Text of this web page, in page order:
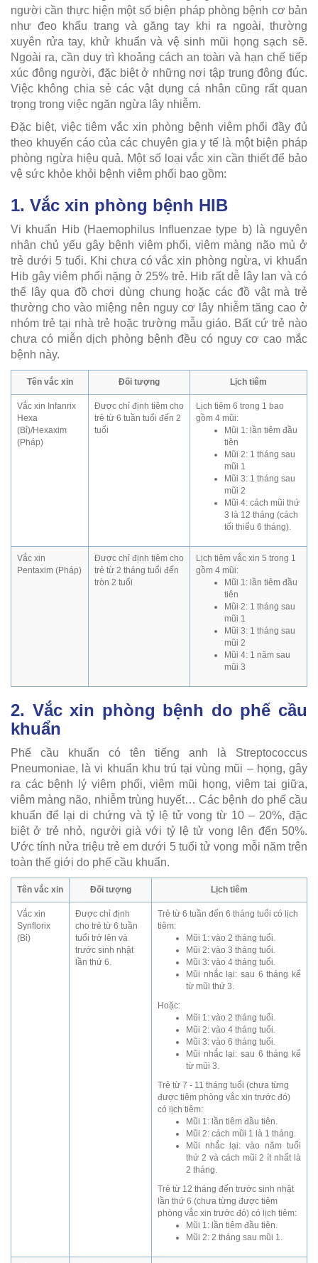
người cần thực hiện một số biện pháp phòng bệnh cơ bản
như đeo khẩu trang và găng tay khi ra ngoài, thường
xuyên rửa tay, khử khuẩn và vệ sinh mũi họng sạch sẽ.
Ngoài ra, cần duy trì khoảng cách an toàn và hạn chế tiếp
xúc đông người, đặc biệt ở những nơi tập trung đông đúc.
Việc không chia sẻ các vật dụng cá nhân cũng rất quan
trọng trong việc ngăn ngừa lây nhiễm.
Đặc biệt, việc tiêm vắc xin phòng bệnh viêm phổi đầy đủ
theo khuyến cáo của các chuyên gia y tế là một biện pháp
phòng ngừa hiệu quả. Một số loại vắc xin cần thiết để bảo
vệ sức khỏe khỏi bệnh viêm phổi bao gồm:
1. Vắc xin phòng bệnh HIB
Vi khuẩn Hib (Haemophilus Influenzae type b) là nguyên
nhân chủ yếu gây bệnh viêm phổi, viêm màng não mủ ở
trẻ dưới 5 tuổi. Khi chưa có vắc xin phòng ngừa, vi khuẩn
Hib gây viêm phổi nặng ở 25% trẻ. Hib rất dễ lây lan và có
thể lây qua đồ chơi dùng chung hoặc các đồ vật mà trẻ
thường cho vào miệng nên nguy cơ lây nhiễm tăng cao ở
nhóm trẻ tại nhà trẻ hoặc trường mẫu giáo. Bất cứ trẻ nào
chưa có miễn dịch phòng bệnh đều có nguy cơ cao mắc
bệnh này.
Tên vắc xin Đối tượng Lịch tiêm
Vắc xin Infanrix
Hexa
(Bỉ)/Hexaxim
(Pháp)
Được chỉ định tiêm cho
trẻ từ 6 tuần tuổi đến 2
tuổi
Lịch tiêm 6 trong 1 bao
gồm 4 mũi:
Mũi 1: lần tiêm đầu
tiên
Mũi 2: 1 tháng sau
mũi 1
Mũi 3: 1 tháng sau
mũi 2
Mũi 4: cách mũi thứ
3 là 12 tháng (cách
tối thiểu 6 tháng).
Vắc xin
Pentaxim (Pháp)
Được chỉ định tiêm cho
trẻ từ 2 tháng tuổi đến
tròn 2 tuổi
Lịch tiêm vắc xin 5 trong 1
gồm 4 mũi:
Mũi 1: lần tiêm đầu
tiên
Mũi 2: 1 tháng sau
mũi 1
Mũi 3: 1 tháng sau
mũi 2
Mũi 4: 1 năm sau
mũi 3
2. Vắc xin phòng bệnh do phế cầu
khuẩn
Phế cầu khuẩn có tên tiếng anh là Streptococcus
Pneumoniae, là vi khuẩn khu trú tại vùng mũi – họng, gây
ra các bệnh lý viêm phổi, viêm mũi họng, viêm tai giữa,
viêm màng não, nhiễm trùng huyết… Các bệnh do phế cầu
khuẩn để lại di chứng và tỷ lệ tử vong từ 10 – 20%, đặc
biệt ở trẻ nhỏ, người già với tỷ lệ tử vong lên đến 50%.
Ước tính nửa triệu trẻ em dưới 5 tuổi tử vong mỗi năm trên
toàn thế giới do phế cầu khuẩn.
Tên vắc xin Đối tượng Lịch tiêm
Vắc xin
Synflorix
(Bỉ)
Được chỉ định
cho trẻ từ 6 tuần
tuổi trở lên và
trước sinh nhật
lần thứ 6.
Trẻ từ 6 tuần đến 6 tháng tuổi có lịch
tiêm:
Mũi 1: vào 2 tháng tuổi.
Mũi 2: vào 3 tháng tuổi.
Mũi 3: vào 4 tháng tuổi.
Mũi nhắc lại: sau 6 tháng kể
từ mũi thứ 3.
Hoặc:
Mũi 1: vào 2 tháng tuổi.
Mũi 2: vào 4 tháng tuổi.
Mũi 3: vào 6 tháng tuổi.
Mũi nhắc lại: sau 6 tháng kể
từ mũi 3.
Trẻ từ 7 - 11 tháng tuổi (chưa từng
được tiêm phòng vắc xin trước đó)
có lịch tiêm:
Mũi 1: lần tiêm đầu tiên.
Mũi 2: cách mũi 1 là 1 tháng.
Mũi nhắc lại: vào năm tuổi
thứ 2 và cách mũi 2 ít nhất là
2 tháng.
Trẻ từ 12 tháng đến trước sinh nhật
lần thứ 6 (chưa từng được tiêm
phòng vắc xin trước đó) có lịch tiêm:
Mũi 1: lần tiêm đầu tiên.
Mũi 2: 2 tháng sau mũi 1.